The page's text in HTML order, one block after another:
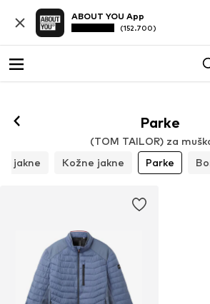
ABOUT YOU App
(152.700)
Parke
(TOM TAILOR) za
jakne
Kožne jakne Parke